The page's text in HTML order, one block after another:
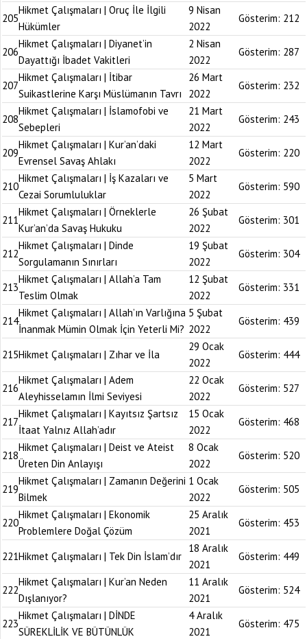
205
Hikmet Çalışmaları | Oruç İle İlgili
Hükümler
9 Nisan
2022
Gösterim: 212
206
Hikmet Çalışmaları | Diyanet’in
Dayattığı İbadet Vakitleri
2 Nisan
2022
Gösterim: 287
207
Hikmet Çalışmaları | İtibar
Suikastlerine Karşı Müslümanın Tavrı
26 Mart
2022
Gösterim: 232
208
Hikmet Çalışmaları | İslamofobi ve
Sebepleri
21 Mart
2022
Gösterim: 243
209
Hikmet Çalışmaları | Kur’an’daki
Evrensel Savaş Ahlakı
12 Mart
2022
Gösterim: 220
210
Hikmet Çalışmaları | İş Kazaları ve
Cezai Sorumluluklar
5 Mart
2022
Gösterim: 590
211
Hikmet Çalışmaları | Örneklerle
Kur’an’da Savaş Hukuku
26 Şubat
2022
Gösterim: 301
212
Hikmet Çalışmaları | Dinde
Sorgulamanın Sınırları
19 Şubat
2022
Gösterim: 304
213
Hikmet Çalışmaları | Allah’a Tam
Teslim Olmak
12 Şubat
2022
Gösterim: 331
214
Hikmet Çalışmaları | Allah’ın Varlığına
İnanmak Mümin Olmak İçin Yeterli Mi?
5 Şubat
2022
Gösterim: 439
215Hikmet Çalışmaları | Zıhar ve İla
29 Ocak
2022
Gösterim: 444
216
Hikmet Çalışmaları | Adem
Aleyhisselamın İlmi Seviyesi
22 Ocak
2022
Gösterim: 527
217
Hikmet Çalışmaları | Kayıtsız Şartsız
İtaat Yalnız Allah’adır
15 Ocak
2022
Gösterim: 468
218
Hikmet Çalışmaları | Deist ve Ateist
Üreten Din Anlayışı
8 Ocak
2022
Gösterim: 520
219
Hikmet Çalışmaları | Zamanın Değerini
Bilmek
1 Ocak
2022
Gösterim: 505
220
Hikmet Çalışmaları | Ekonomik
Problemlere Doğal Çözüm
25 Aralık
2021
Gösterim: 453
221Hikmet Çalışmaları | Tek Din İslam’dır
18 Aralık
2021
Gösterim: 449
222
Hikmet Çalışmaları | Kur’an Neden
Dışlanıyor?
11 Aralık
2021
Gösterim: 524
223
Hikmet Çalışmaları | DİNDE
SÜREKLİLİK VE BÜTÜNLÜK
4 Aralık
2021
Gösterim: 475